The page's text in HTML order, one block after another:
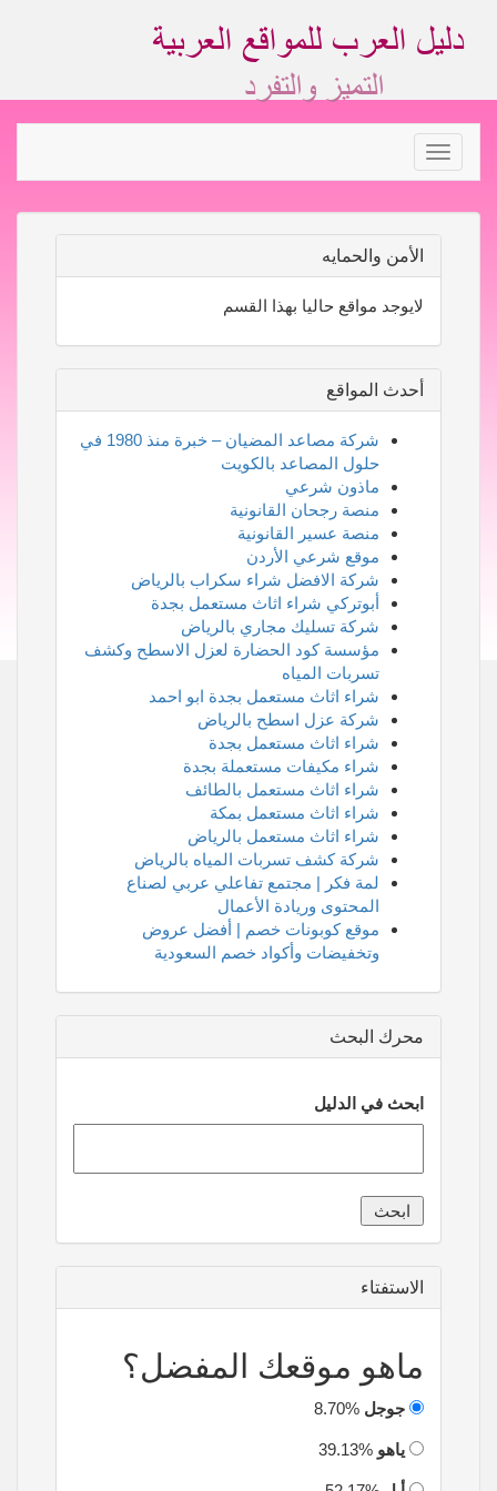
Toggle
navigation
الأمن والحمايه
لايوجد مواقع حاليا بهذا القسم
أحدث المواقع
شركة مصاعد المضيان – خبرة منذ 1980 في
حلول المصاعد بالكويت
ماذون شرعي
منصة رجحان القانونية
منصة عسير القانونية
موقع شرعي الأردن
شركة الافضل شراء سكراب بالرياض
أبوتركي شراء اثاث مستعمل بجدة
شركة تسليك مجاري بالرياض
مؤسسة كود الحضارة لعزل الاسطح وكشف
تسربات المياه
شراء اثاث مستعمل بجدة ابو احمد
شركة عزل اسطح بالرياض
شراء اثاث مستعمل بجدة
شراء مكيفات مستعملة بجدة
شراء اثاث مستعمل بالطائف
شراء اثاث مستعمل بمكة
شراء اثاث مستعمل بالرياض
شركة كشف تسربات المياه بالرياض
لمة فكر | مجتمع تفاعلي عربي لصناع
المحتوى وريادة الأعمال
موقع كوبونات خصم | أفضل عروض
وتخفيضات وأكواد خصم السعودية
محرك البحث
ابحث في الدليل
الاستفتاء
ماهو موقعك المفضل؟
جوجل
ياهو